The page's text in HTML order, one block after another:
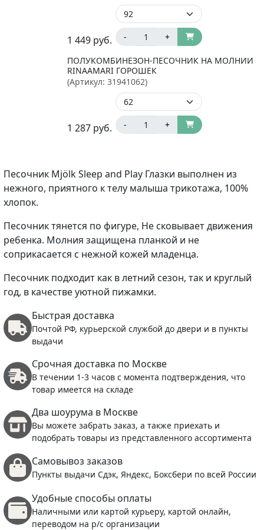
1 449 руб. - +
ПОЛУКОМБИНЕЗОН-ПЕСОЧНИК НА МОЛНИИ
RINAAMARI ГОРОШЕК
(Артикул: 31941062)
1 287 руб. - +
Песочник Mjölk Sleep and Play Глазки выполнен из
нежного, приятного к телу малыша трикотажа, 100%
хлопок.
Песочник тянется по фигуре, Не сковывает движения
ребенка. Молния защищена планкой и не
соприкасается с нежной кожей младенца.
Песочник подходит как в летний сезон, так и круглый
год, в качестве уютной пижамки.
Быстрая доставка
Почтой РФ, курьерской службой до двери и в пункты
выдачи
Срочная доставка по Москве
В течении 1-3 часов с момента подтверждения, что
товар имеется на складе
Два шоурума в Москве
Вы можете забрать заказ, а также приехать и
подобрать товары из представленного ассортимента
Самовывоз заказов
Пункты выдачи Сдэк, Яндекс, Боксбери по всей России
Удобные способы оплаты
Наличными или картой курьеру, картой онлайн,
переводом на р/с организации